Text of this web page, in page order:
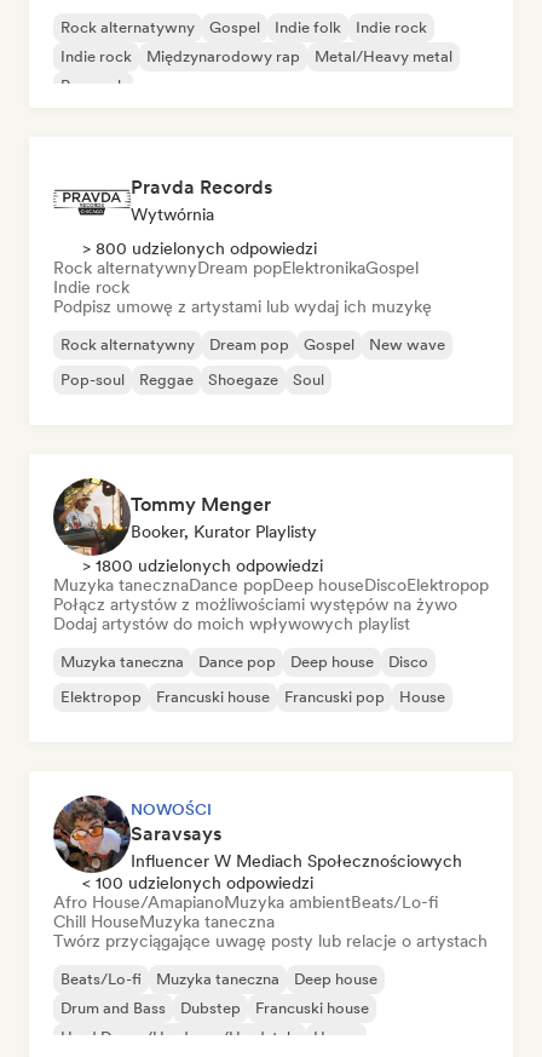
Rock alternatywny Gospel Indie folk
Indie rock
Indie rock
Międzynarodowy rap
Metal/Heavy metal
Pop rock
Pravda Records
Wytwórnia
> 800 udzielonych odpowiedzi
Rock alternatywnyDream popElektronikaGospel
Indie rock
Podpisz umowę z artystami lub wydaj ich muzykę
Rock alternatywny Dream pop Gospel
New wave
Pop-soul
Reggae Shoegaze Soul
Tommy Menger
Booker, Kurator Playlisty
> 1800 udzielonych odpowiedzi
Muzyka tanecznaDance popDeep houseDiscoElektropop
Połącz artystów z możliwościami występów na żywo
Dodaj artystów do moich wpływowych playlist
Muzyka taneczna Dance pop Deep house
Disco
Elektropop
Francuski house Francuski pop House
NOWOŚCI
Saravsays
Influencer W Mediach Społecznościowych
< 100 udzielonych odpowiedzi
Afro House/AmapianoMuzyka ambientBeats/Lo-fi
Chill HouseMuzyka taneczna
Twórz przyciągające uwagę posty lub relacje o artystach
Beats/Lo-fi Muzyka taneczna
Deep house
Drum and Bass
Dubstep
Francuski house
Hard Dance/Hardcore/Hardstyle
House